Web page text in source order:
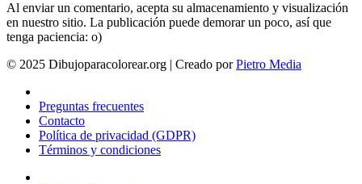
Al enviar un comentario, acepta su almacenamiento y visualización
en nuestro sitio. La publicación puede demorar un poco, así que
tenga paciencia: o)
© 2025 Dibujoparacolorear.org | Creado porPietro Media
Preguntas frecuentes
Contacto
Política de privacidad (GDPR)
Términos y condiciones